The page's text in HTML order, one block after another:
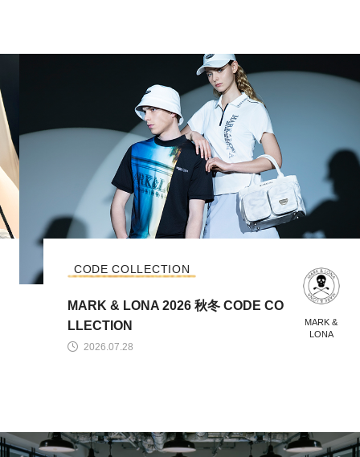
MARK &
LONA
2026.07.28
CODE COLLECTION
MARK & LONA 2026 秋冬 CODE CO
LLECTION